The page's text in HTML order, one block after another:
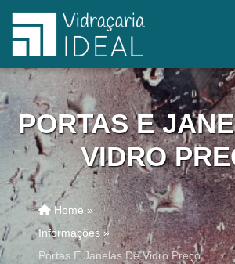
PORTAS E
VIDRO
Home »
Informações »
Portas E Janelas De Vidro Preço